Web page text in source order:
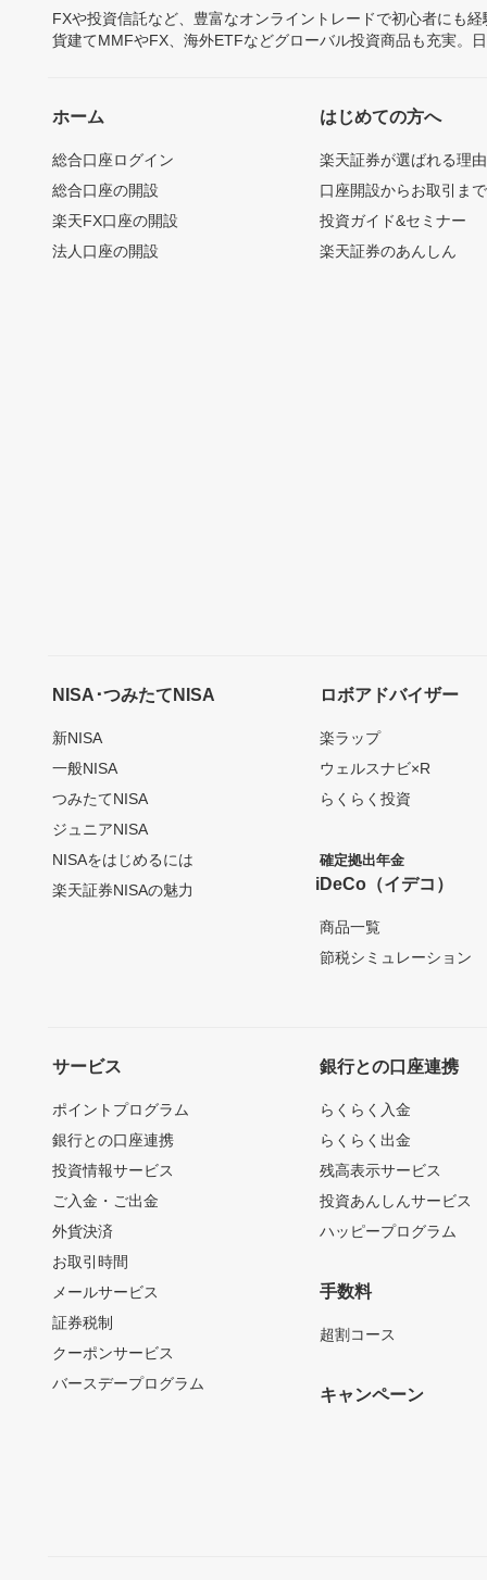
FXや投資信託など、豊富なオンライントレードで初心者にも
貨建てMMFやFX、海外ETFなどグローバル投資商品も充実。
ホーム
総合口座ログイン
総合口座の開設
楽天FX口座の開設
法人口座の開設
はじめての方へ
楽天証券が選ばれる理由
口座開設からお取引ま
投資ガイド&セミナー
楽天証券のあんしん
NISA･つみたてNISA
新NISA
一般NISA
つみたてNISA
ジュニアNISA
NISAをはじめるには
楽天証券NISAの魅力
ロボアドバイザー
楽ラップ
ウェルスナビ×R
らくらく投資
確定拠出年金
iDeCo（イデコ）
商品一覧
節税シミュレーション
サービス
ポイントプログラム
銀行との口座連携
投資情報サービス
ご入金・ご出金
外貨決済
お取引時間
メールサービス
証券税制
クーポンサービス
バースデープログラム
銀行との口座連携
らくらく入金
らくらく出金
残高表示サービス
投資あんしんサービス
ハッピープログラム
手数料
超割コース
キャンペーン